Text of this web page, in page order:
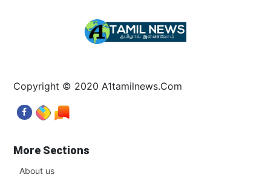
Copyright © 2020 A1tamilnews.Com
More Sections
About us